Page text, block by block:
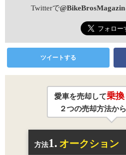
Twitterで@BikeBrosMagazin
ツイートする
愛車を売却して乗換
２つの売却方法か
方法1. オークション